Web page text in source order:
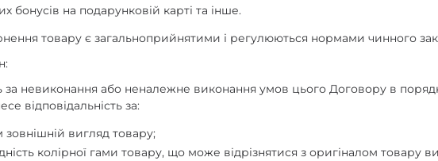
бонусів на подарунковій карті та інше.
товару є загальноприйнятими і регулюються нормами чинного
за невиконання або неналежне виконання умов цього Договору в
відповідальність за:
вигляд товару;
колірної гами товару, що може відрізнятися з оригіналом товару